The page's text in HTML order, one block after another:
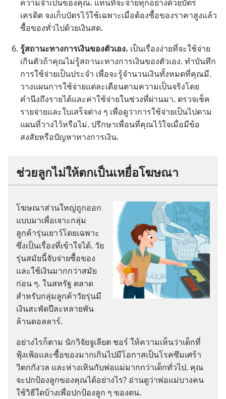
ความ​จำเป็น​ของ​คุณ. แทน​ที่​จะ​จ่าย​ทุก​อย่าง​ด้วย​บัตร​
เครดิต จง​เก็บ​บัตร​ไว้​ใช้​เฉพาะ​เมื่อ​ต้อง​ซื้อ​ของ​ราคา​สูง​แล้ว​
ซื้อ​ของ​ทั่ว​ไป​ด้วย​เงิน​สด.
รู้​สถานะ​ทาง​การ​เงิน​ของ​ตัว​เอง. เป็น​เรื่อง​ง่าย​ที่​จะ​ใช้​จ่าย​
เกิน​ตัว​ถ้า​คุณ​ไม่​รู้​สถานะ​ทาง​การ​เงิน​ของ​ตัว​เอง. ทำ​บันทึก​
การ​ใช้​จ่าย​เป็น​ประจำ เพื่อ​จะ​รู้​จำนวน​เงิน​ทั้ง​หมด​ที่​คุณ​มี.
วาง​แผนการ​ใช้​จ่าย​แต่​ละ​เดือน​ตาม​ความ​เป็น​จริง​โดย​
คำนึง​ถึง​ราย​ได้​และ​ค่า​ใช้​จ่าย​ใน​ช่วง​ที่​ผ่าน​มา. ตรวจ​เช็ค​
ราย​จ่าย​และ​ใบ​เสร็จ​ต่าง ๆ เพื่อ​ดู​ว่า​การ​ใช้​จ่าย​เป็น​ไป​ตาม​
แผนที่​วาง​ไว้​หรือ​ไม่. ปรึกษา​เพื่อน​ที่​คุณ​ไว้​ใจ​เมื่อ​มี​ข้อ​
สงสัย​หรือ​ปัญหา​ทาง​การ​เงิน.
ช่วย​ลูก​ไม่​ให้​ตก​เป็น​เหยื่อ​โฆษณา
โฆษณา​ส่วน​ใหญ่​ถูก​ออก​
แบบ​มา​เพื่อ​เจาะ​กลุ่ม​
ลูกค้า​รุ่น​เยาว์​โดย​เฉพาะ​
ซึ่ง​เป็น​เรื่อง​ที่​เข้าใจ​ได้. วัย
รุ่น​สมัย​นี้​จับจ่าย​ซื้อ​ของ​
และ​ใช้​เงิน​มาก​กว่า​สมัย​
ก่อน ๆ. ใน​สหรัฐ ตลาด​
สำหรับ​กลุ่ม​ลูกค้า​วัยรุ่น​มี​
เงิน​สะพัด​ปี​ละ​หลาย​พัน​
ล้าน​ดอลลาร์.
อย่าง​ไร​ก็​ตาม นัก​วิจัย​จูเลียต ชอร์ ให้​ความ​เห็น​ว่า​เด็ก​ที่​
ฟุ้ง​เฟ้อ​และ​ซื้อ​ของ​มาก​เกิน​ไป​มี​โอกาส​เป็น​โรค​ซึมเศร้า
วิตก​กังวล และ​ห่าง​เหิน​กับ​พ่อ​แม่​มาก​กว่า​เด็ก​ทั่ว​ไป. คุณ​
จะ​ปก​ป้อง​ลูก​ของ​คุณ​ได้​อย่าง​ไร? อ่าน​ดู​ว่า​พ่อ​แม่​บาง​คน​
ใช้​วิธี​ใด​บ้าง​เพื่อ​ปก​ป้อง​ลูก ๆ ของ​ตน.